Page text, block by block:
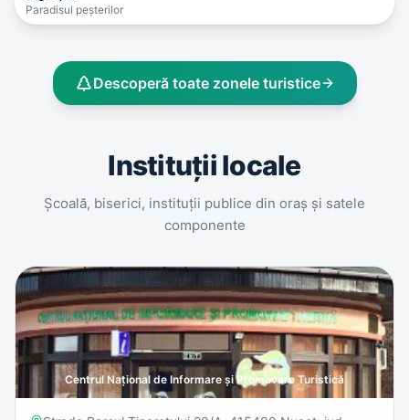
Paradisul peșterilor
Descoperă toate zonele turistice
Instituții locale
Școală, biserici, instituții publice din oraș și satele
componente
Centrul Național de Informare și Promovare Turistică